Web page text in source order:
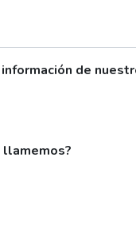
de
llamemos?